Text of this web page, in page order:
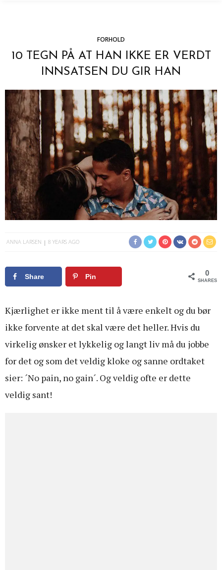
FORHOLD
10 TEGN PÅ AT HAN IKKE ER VERDT
INNSATSEN DU GIR HAN
ANNA LARSEN 8 YEARS AGO
Share Pin 0
SHARES
Kjærlighet er ikke ment til å være enkelt og du bør
ikke forvente at det skal være det heller. Hvis du
virkelig ønsker et lykkelig og langt liv må du jobbe
for det og som det veldig kloke og sanne ordtaket
sier: ´No pain, no gain´. Og veldig ofte er dette
veldig sant!